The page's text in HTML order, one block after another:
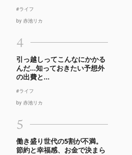
#ライフ
by 赤池リカ
4
引っ越しってこんなにかかる
んだ…知っておきたい予想外
の出費と...
#ライフ
by 赤池リカ
5
働き盛り世代の5割が不満。
節約と幸福感、お金で決まら